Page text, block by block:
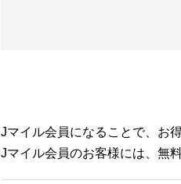
Jマイル会員になることで、お
Jマイル会員のお客様には、無